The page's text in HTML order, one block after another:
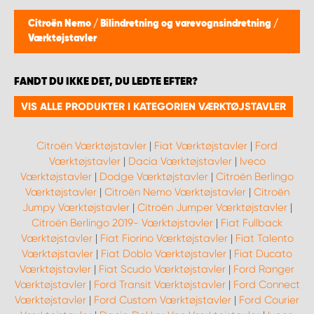
Citroën Nemo / Bilindretning og varevognsindretning /
Værktøjstavler
FANDT DU IKKE DET, DU LEDTE EFTER?
VIS ALLE PRODUKTER I KATEGORIEN VÆRKTØJSTAVLER
Citroën Værktøjstavler | Fiat Værktøjstavler | Ford
Værktøjstavler| Dacia Værktøjstavler| Iveco
Værktøjstavler | Dodge Værktøjstavler | Citroën Berlingo
Værktøjstavler| Citroën Nemo Værktøjstavler| Citroën
Jumpy Værktøjstavler| Citroën Jumper Værktøjstavler|
Citroën Berlingo 2019- Værktøjstavler | Fiat Fullback
Værktøjstavler| Fiat Fiorino Værktøjstavler| Fiat Talento
Værktøjstavler | Fiat Doblo Værktøjstavler | Fiat Ducato
Værktøjstavler | Fiat Scudo Værktøjstavler | Ford Ranger
Værktøjstavler| Ford Transit Værktøjstavler| Ford Connect
Værktøjstavler | Ford Custom Værktøjstavler | Ford Courier